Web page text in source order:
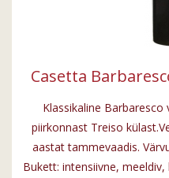
Casetta
Klassikaline
piirkonnast Treiso
aastat tammevaadis.
Bukett: intensiivne,